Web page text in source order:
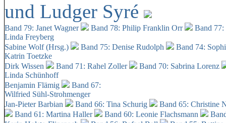
und Ludger Syré
Band 79: Janet Wagner Band 78: Philip Franklin Orr
Band
Linda Freyberg
Sabine Wolf (Hrsg.)
Band 75: Denise Rudolph
Band 74:
Katrin Toetzke
Dirk Wissen
Band 71: Rahel Zoller
Band 70: Sabrina Lorenz
Linda Schünhoff
Benjamin Flämig
Band 67:
Wilfried Sühl-Strohmenger
Jan-Pieter Barbian
Band 66: Tina Schurig
Band 65: Christine
Band 61: Martina Haller
Band 60: Leonie Flachsmann